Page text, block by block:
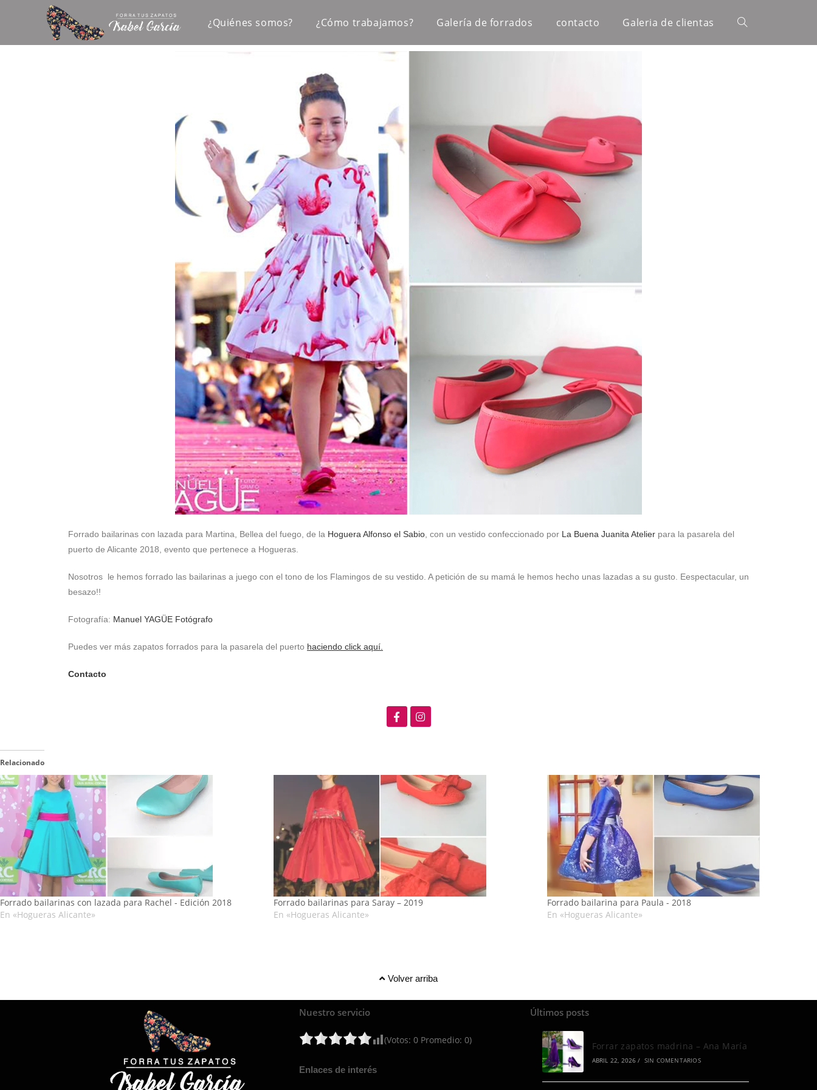
¿Quiénes somos? ¿Cómo trabajamos? Galería de forrados contacto Galeria de clientas
Forrado bailarinas con lazada para Martina, Bellea del fuego, de la Hoguera Alfonso el Sabio , con un vestido confeccionado por La Buena Juanita Atelier para la pasarela del
puerto de Alicante 2018, evento que pertenece a Hogueras.
Nosotros le hemos forrado las bailarinas a juego con el tono de los Flamingos de su vestido. A petición de su mamá le hemos hecho unas lazadas a su gusto. Eespectacular, un
besazo!!
Fotografía: Manuel YAGÜE Fotógrafo
Puedes ver más zapatos forrados para la pasarela del puerto haciendo click aquí.
Contacto
Relacionado
Forrado bailarinas con lazada para Rachel - Edición 2018
En «Hogueras Alicante»
Forrado bailarinas para Saray – 2019
En «Hogueras Alicante»
Forrado bailarina para Paula - 2018
En «Hogueras Alicante»
Volver arriba
Nuestro servicio
(Votos: 0Promedio: 0)
Enlaces de interés
Últimos posts
Forrar zapatos madrina – Ana María
ABRIL 22, 2026 / SIN COMENTARIOS